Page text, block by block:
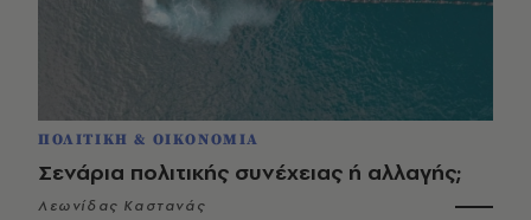
ΠΟΛΙΤΙΚΗ & ΟΙΚΟΝΟΜΙΑ
Σενάρια πολιτικής συνέχειας ή αλλαγής;
Λεωνίδας Καστανάς